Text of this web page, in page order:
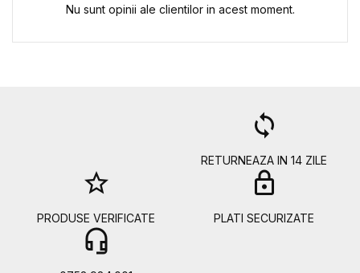
Nu sunt opinii ale clientilor in acest moment.
loop
RETURNEAZA IN 14 ZILE
star_border
PRODUSE VERIFICATE
lock
PLATI SECURIZATE
headset_mic